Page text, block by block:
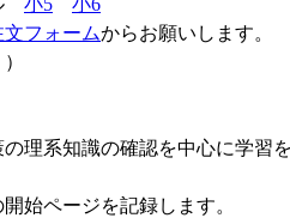
フォームからお願いします。
理系知識の確認を中心に学習
始ページを記録します。